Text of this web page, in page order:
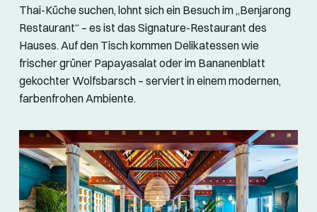
Thai-Küche suchen, lohnt sich ein Besuch im „Benjarong
Restaurant“ – es ist das Signature-Restaurant des
Hauses. Auf den Tisch kommen Delikatessen wie
frischer grüner Papayasalat oder im Bananenblatt
gekochter Wolfsbarsch – serviert in einem modernen,
farbenfrohen Ambiente.